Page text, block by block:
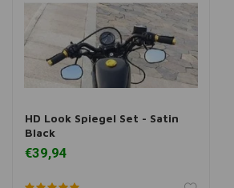
Toevoegen aan winkelwagen
HD Look Spiegel Set - Satin
Black
€39,94